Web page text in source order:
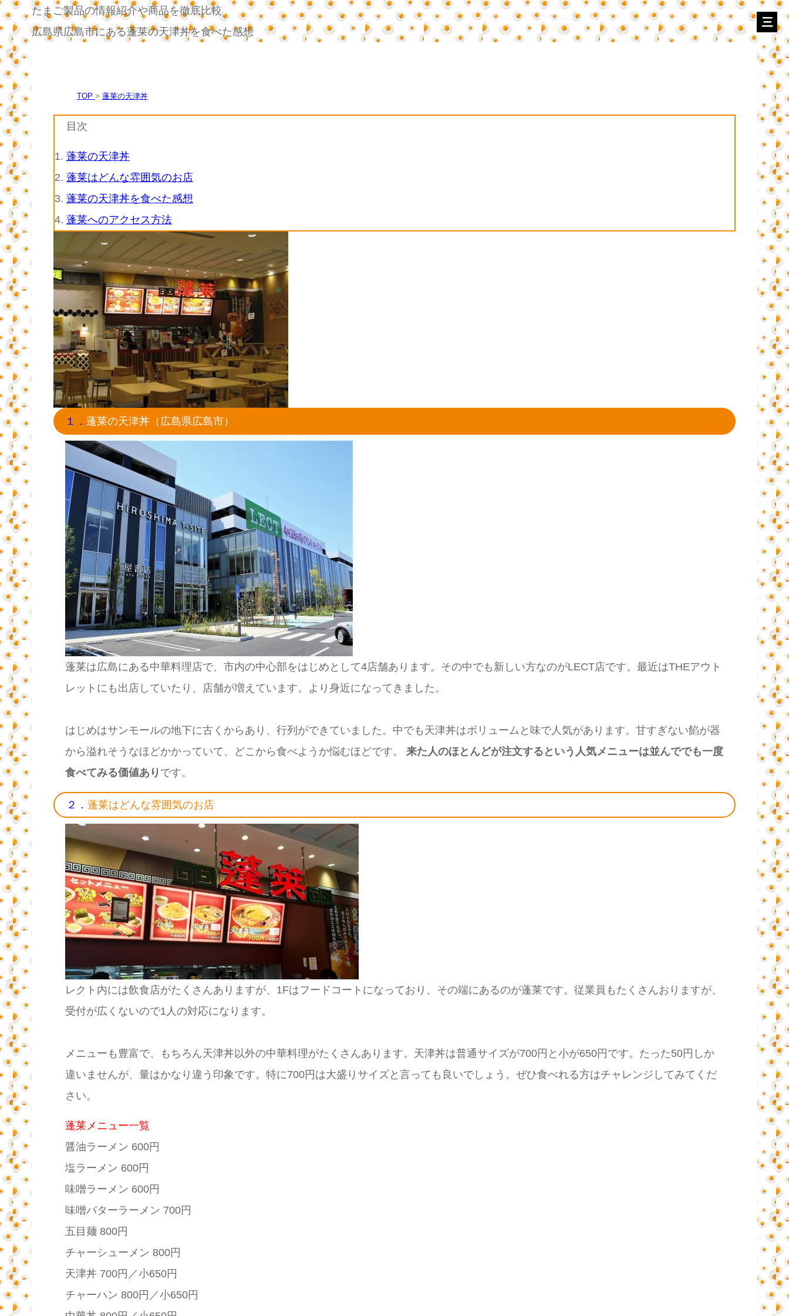
たまご製品の情報紹介や商品を徹底比較
広島県広島市にある蓬莱の天津丼を食べた感想
TOP 蓬莱の天津丼
目次
1. 蓬莱の天津丼
2. 蓬莱はどんな雰囲気のお店
3. 蓬莱の天津丼を食べた感想
4. 蓬莱へのアクセス方法
１． 蓬莱の天津丼（広島県広島市）
蓬莱は広島にある中華料理店で、市内の中心部をはじめとして4店舗あります。その中でも新しい方なのがLECT店です。最近はTHEアウト
レットにも出店していたり、店舗が増えています。より身近になってきました。
はじめはサンモールの地下に古くからあり、行列ができていました。中でも天津丼はボリュームと味で人気があります。甘すぎない餡が器
から溢れそうなほどかかっていて、どこから食べようか悩むほどです。 来た人のほとんどが注文するという人気メニューは並んででも一度
食べてみる価値ありです。
２． 蓬莱はどんな雰囲気のお店
レクト内には飲食店がたくさんありますが、1Fはフードコートになっており、その端にあるのが蓬莱です。従業員もたくさんおりますが、
受付が広くないので1人の対応になります。
メニューも豊富で、もちろん天津丼以外の中華料理がたくさんあります。天津丼は普通サイズが700円と小が650円です。たった50円しか
違いませんが、量はかなり違う印象です。特に700円は大盛りサイズと言っても良いでしょう。ぜひ食べれる方はチャレンジしてみてくだ
さい。
蓬莱メニュー一覧
醤油ラーメン 600円
塩ラーメン 600円
味噌ラーメン 600円
味噌バターラーメン 700円
五目麺 800円
チャーシューメン 800円
天津丼 700円／小650円
チャーハン 800円／小650円